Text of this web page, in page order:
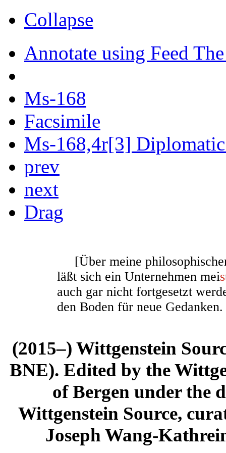
Collapse
Annotate using Feed
Ms-168
Facsimile
Ms-168,4r[3]
prev
next
Drag
[Über meine
läßt sich ein Unternehmen meis
auch gar nicht fortgesetzt
den Boden für neue Gedanken.
(2015–) Wittgenstein
BNE). Edited by the
of Bergen under the
Wittgenstein Source,
Joseph Wang-